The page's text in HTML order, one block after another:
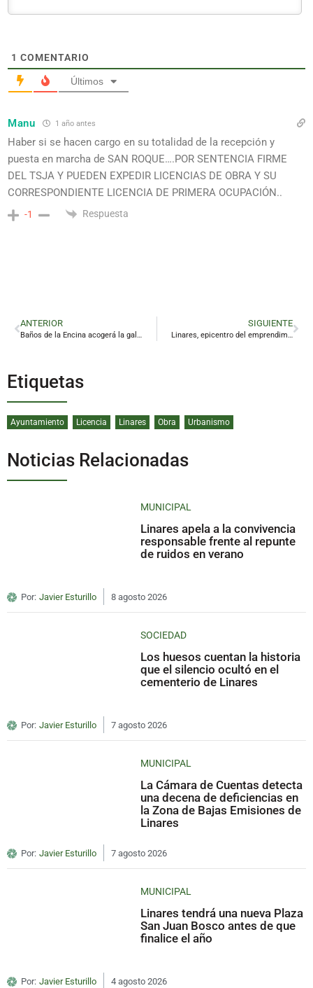
1 COMENTARIO
Últimos
Manu 1 año antes
Haber si se hacen cargo en su totalidad de la recepción y
puesta en marcha de SAN ROQUE….POR SENTENCIA FIRME
DEL TSJA Y PUEDEN EXPEDIR LICENCIAS DE OBRA Y SU
CORRESPONDIENTE LICENCIA DE PRIMERA OCUPACIÓN..
-1 Respuesta
ANTERIOR
Baños de la Encina acogerá la gala de los Premios Jaén, paraíso interior
SIGUIENTE
Linares, epicentro del emprendimiento andaluz
Etiquetas
Ayuntamiento Licencia Linares Obra Urbanismo
Noticias Relacionadas
MUNICIPAL
Linares apela a la convivencia
responsable frente al repunte
de ruidos en verano
Por: Javier Esturillo 8 agosto 2026
SOCIEDAD
Los huesos cuentan la historia
que el silencio ocultó en el
cementerio de Linares
Por: Javier Esturillo 7 agosto 2026
MUNICIPAL
La Cámara de Cuentas detecta
una decena de deficiencias en
la Zona de Bajas Emisiones de
Linares
Por: Javier Esturillo 7 agosto 2026
MUNICIPAL
Linares tendrá una nueva Plaza
San Juan Bosco antes de que
finalice el año
Por: Javier Esturillo 4 agosto 2026